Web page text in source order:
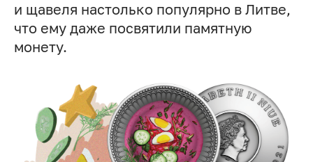
и щавеля настолько популярно в Литве,
что ему даже посвятили памятную
монету.